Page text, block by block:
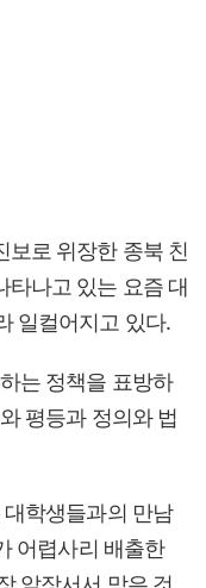
보로 위장한 종북 친
타나고 있는 요즘 대
일컬어지고 있다.
는 정책을 표방하
평등과 정의와 법
학생들과의 만남
어렵사리 배출한